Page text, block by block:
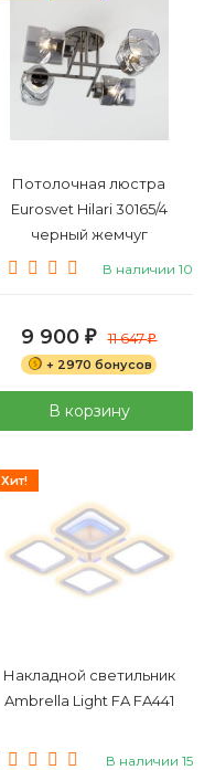
Потолочная люстра
Eurosvet Hilari 30165/4
черный жемчуг
В наличии 10
9 900 ₽ 11 647₽
+ 2970 бонусов
В корзину
Хит!
Накладной светильник
Ambrella Light FA FA441
В наличии 15